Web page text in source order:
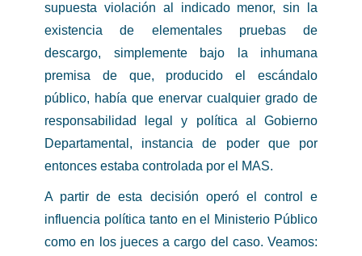
supuesta violación al indicado menor, sin la
existencia de elementales pruebas de
descargo, simplemente bajo la inhumana
premisa de que, producido el escándalo
público, había que enervar cualquier grado de
responsabilidad legal y política al Gobierno
Departamental, instancia de poder que por
entonces estaba controlada por el MAS.
A partir de esta decisión operó el control e
influencia política tanto en el Ministerio Público
como en los jueces a cargo del caso. Veamos: